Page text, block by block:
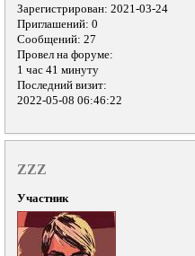
Зарегистрирован: 2021-03-24
Приглашений: 0
Сообщений: 27
Провел на форуме:
1 час 41 минуту
Последний визит:
2022-05-08 06:46:22
ZZZ
Участник